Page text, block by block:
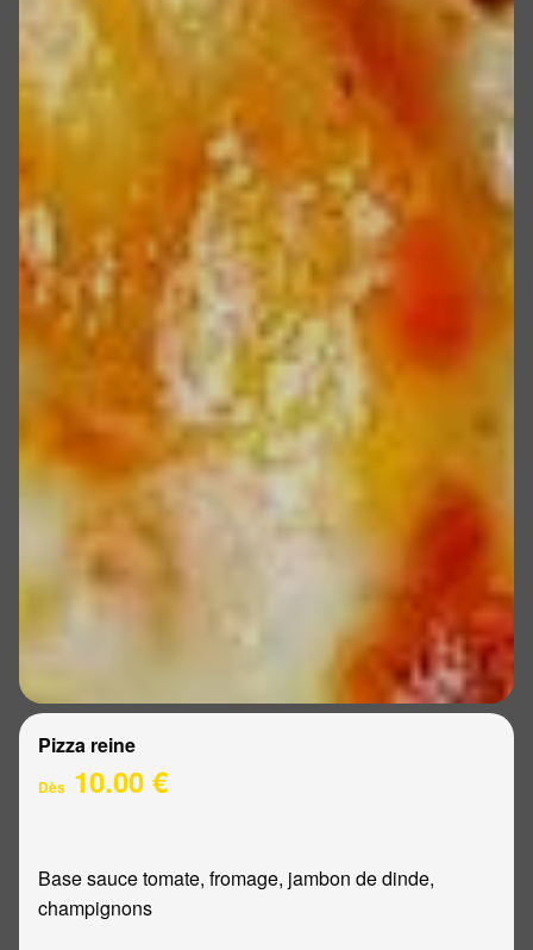
Pizza reine
Dès 10.00 €
Base sauce tomate, fromage, jambon de dinde,
champignons